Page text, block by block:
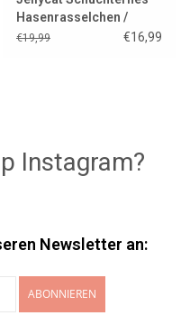
Hasenrasselchen /
Silber
€19,99 €16,99
Instagram?
Newsletter an:
ABONNIEREN